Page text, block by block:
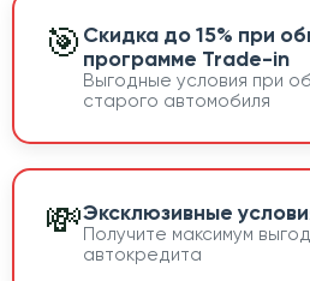
🎯 Скидка до 15% при
программе Trade-in
Выгодные условия при
старого автомобиля
💸Эксклюзивные
Получите максимум
автокредита